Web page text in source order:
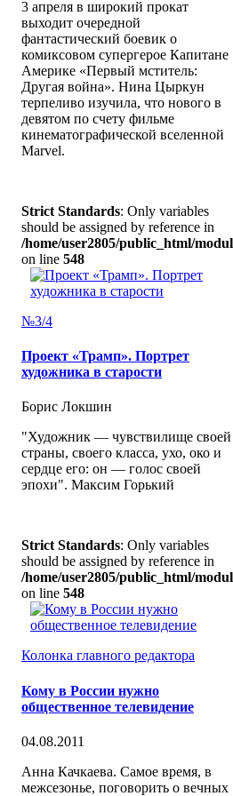
3 апреля в широкий прокат
выходит очередной
фантастический боевик о
комиксовом супергерое Капитане
Америке «Первый мститель:
Другая война». Нина Цыркун
терпеливо изучила, что нового в
девятом по счету фильме
кинематографической вселенной
Marvel.
Strict Standards: Only variables
should be assigned by reference in
/home/user2805/public_html/
on line 548
№3/4
Проект «Трамп». Портрет
художника в старости
Борис Локшин
"Художник — чувствилище своей
страны, своего класса, ухо, око и
сердце его: он — голос своей
эпохи". Максим Горький
Strict Standards: Only variables
should be assigned by reference in
/home/user2805/public_html/
on line 548
Колонка главного редактора
Кому в России нужно
общественное телевидение
04.08.2011
Анна Качкаева. Самое время, в
межсезонье, поговорить о вечных